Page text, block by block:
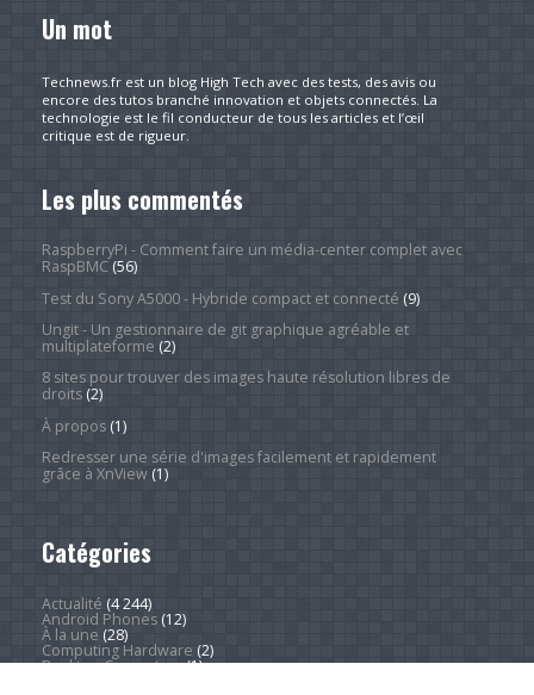
Un mot
Technews.fr est un blog High Tech avec des tests, des avis ou
encore des tutos branché innovation et objets connectés. La
technologie est le fil conducteur de tous les articles et l’œil
critique est de rigueur.
Les plus commentés
RaspberryPi - Comment faire un média-center complet avec
RaspBMC(56)
Test du Sony A5000 - Hybride compact et connecté (9)
Ungit - Un gestionnaire de git graphique agréable et
multiplateforme (2)
8 sites pour trouver des images haute résolution libres de
droits(2)
À propos(1)
Redresser une série d'images facilement et rapidement
grâce à XnView(1)
Catégories
Actualité (4 244)
Android Phones(12)
À la une (28)
Computing Hardware (2)
Desktop Computers(1)